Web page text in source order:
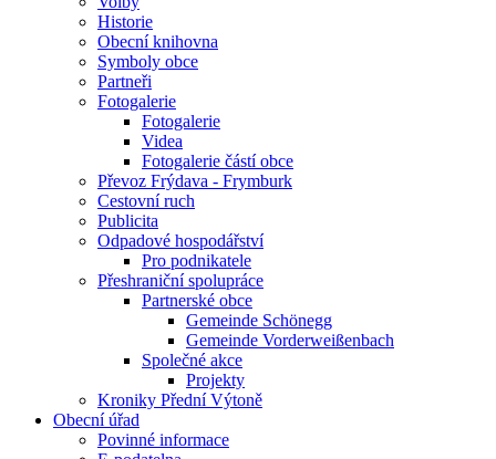
Historie
Obecní knihovna
Symboly obce
Partneři
Fotogalerie
Fotogalerie
Videa
Fotogalerie částí obce
Převoz Frýdava - Frymburk
Cestovní ruch
Publicita
Odpadové hospodářství
Pro podnikatele
Přeshraniční spolupráce
Partnerské obce
Gemeinde Schönegg
Gemeinde Vorderweißenbach
Společné akce
Projekty
Kroniky Přední Výtoně
Obecní úřad
Povinné informace